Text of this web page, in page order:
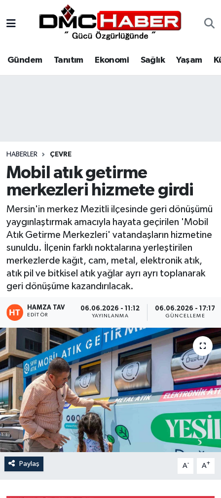
Gündem Tanıtım Ekonomi Sağlık Yaşam
HABERLER ÇEVRE
Mobil atık getirme
merkezleri hizmete girdi
Mersin'in merkez Mezitli ilçesinde geri dönüşümü
yaygınlaştırmak amacıyla hayata geçirilen 'Mobil
Atık Getirme Merkezleri' vatandaşların hizmetine
sunuldu. İlçenin farklı noktalarına yerleştirilen
merkezlerde kağıt, cam, metal, elektronik atık,
atık pil ve bitkisel atık yağlar ayrı ayrı toplanarak
geri dönüşüme kazandırılacak.
HAMZA TAV
EDITÖR
06.06.2026 - 11:12
YAYINLANMA
06.06.2026 - 17:17
GÜNCELLEME
Paylaş A- A+
Tanıtım
Spor
Siyaset
Eğitim
Teknoloji
Asayiş
Resmi İlan
Nöbetçi Eczaneler
Hava Durumu
Haber Arşivi